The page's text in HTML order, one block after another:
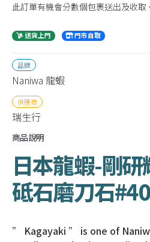
此訂單有機會分數個包裹送出及收取
送貨上門 門市自取
品牌
Naniwa 龍蝦
供應商
瑞生行
商品說明
日本龍蝦-剛
砥石磨刀石
” Kagayaki ” is one of